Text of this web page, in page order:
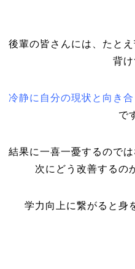
後輩の皆さんには、たと
背け
冷静に自分の現状と向き合
で
結果に一喜一憂するので
次にどう改善するの
学力向上に繋がると身